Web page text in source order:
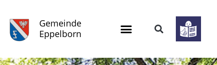
Gemeinde
Eppelborn